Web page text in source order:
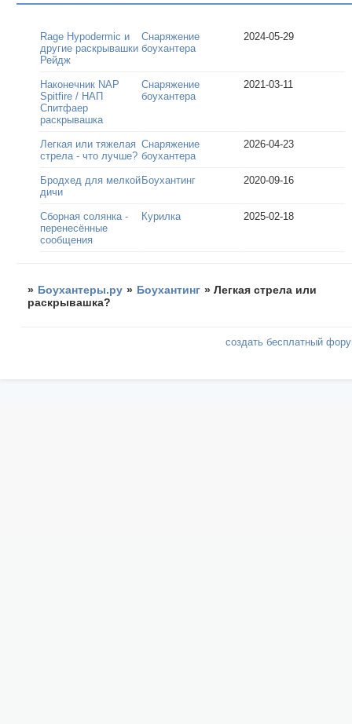
Rage Hypodermic и
другие раскрывашки
Рейдж
Снаряжение
боухантера
2024-05-29
Наконечник NAP
Spitfire / НАП
Спитфаер
раскрывашка
Снаряжение
боухантера
2021-03-11
Легкая или тяжелая
стрела - что лучше?
Снаряжение
боухантера
2026-04-23
Бродхед для мелкой
дичи
Боухантинг 2020-09-16
Сборная солянка -
перенесённые
сообщения
Курилка 2025-02-18
» Боухантеры.ру » Боухантинг »Легкая стрела или
раскрывашка?
создать бесплатный